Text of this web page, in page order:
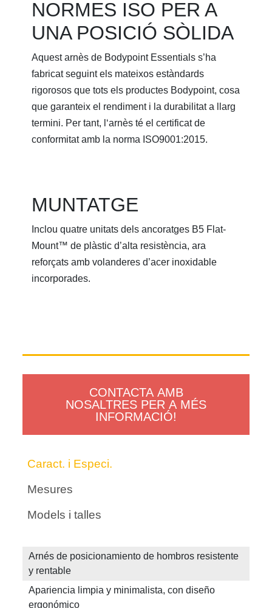
NORMES ISO PER A
UNA POSICIÓ SÒLIDA
Aquest arnès de Bodypoint Essentials s’ha
fabricat seguint els mateixos estàndards
rigorosos que tots els productes Bodypoint, cosa
que garanteix el rendiment i la durabilitat a llarg
termini. Per tant, lʻarnès té el certificat de
conformitat amb la norma ISO9001:2015.
MUNTATGE
Inclou quatre unitats dels ancoratges B5 Flat-
Mount™ de plàstic d’alta resistència, ara
reforçats amb volanderes d’acer inoxidable
incorporades.
CONTACTA AMB
NOSALTRES PER A MÉS
INFORMACIÓ!
Caract. i Especi.
Mesures
Models i talles
Arnés de posicionamiento de hombros resistente
y rentable
Apariencia limpia y minimalista, con diseño
ergonómico